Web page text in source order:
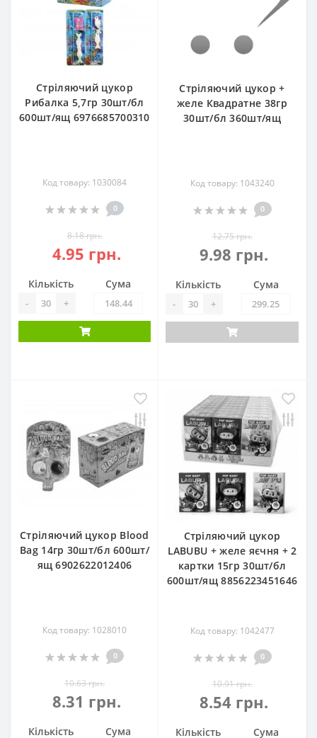
Стріляючий цукор
Рибалка 5,7гр 30шт/бл
600шт/ящ 6976685700310
Код товару: 1030084
0
8.18 грн.
4.95 грн.
Кількість
- +
Сума
Стріляючий цукор +
желе Квадратне 38гр
30шт/бл 360шт/ящ
Код товару: 1043240
0
12.75 грн.
9.98 грн.
Кількість
- +
Сума
Стріляючий цукор Blood
Bag 14гр 30шт/бл 600шт/
ящ 6902622012406
Код товару: 1028010
0
10.63 грн.
8.31 грн.
Кількість Сума
Стріляючий цукор
LABUBU + желе яєчня + 2
картки 15гр 30шт/бл
600шт/ящ 8856223451646
Код товару: 1042477
0
10.91 грн.
8.54 грн.
Кількість Сума